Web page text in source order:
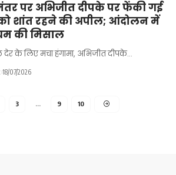
पर अभिजीत दीपके पर फेंकी गई
को शांत रहने की अपील; आंदोलन में
की मिसाल
के लिए मचा हंगामा, अभिजीत दीपके…
18/07/2026
3 … 9 10